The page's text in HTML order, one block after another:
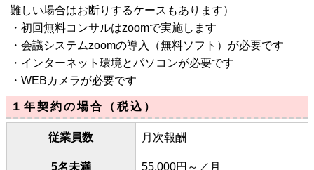
難しい場合はお断りするケースもあります）
・初回無料コンサルはzoomで実施します
・会議システムzoomの導入（無料ソフト）が必要です
・インターネット環境とパソコンが必要です
・WEBカメラが必要です
１年契約の場合（税込）
従業員数 月次報酬
5名未満 55,000円～／月